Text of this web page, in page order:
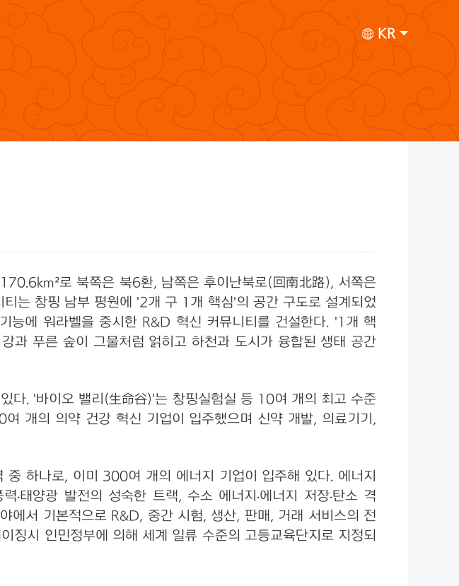
KR
로 북쪽은 북6환, 남쪽은 후이난북로(回南北路), 서쪽은
는 창핑 남부 평원에 '2개 구 1개 핵심'의 공간 구도로 설계되었
에 워라벨을 중시한 R&D 혁신 커뮤니티를 건설한다. '1개 핵
과 푸른 숲이 그물처럼 얽히고 하천과 도시가 융합된 생태 공간
다. '바이오 밸리(生命谷)'는 창핑실험실 등 10여 개의 최고 수준
개의 의약 건강 혁신 기업이 입주했으며 신약 개발, 의료기기,
하나로, 이미 300여 개의 에너지 기업이 입주해 있다. 에너지
태양광 발전의 성숙한 트랙, 수소 에너지·에너지 저장·탄소 격
에서 기본적으로 R&D, 중간 시험, 생산, 판매, 거래 서비스의 전
징시 인민정부에 의해 세계 일류 수준의 고등교육단지로 지정되